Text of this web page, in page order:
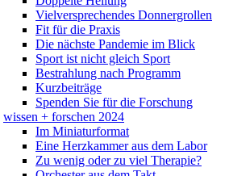
Vielversprechendes Donnergrollen
Fit für die Praxis
Die nächste Pandemie im Blick
Sport ist nicht gleich Sport
Bestrahlung nach Programm
Kurzbeiträge
Spenden Sie für die Forschung
wissen + forschen 2024
Im Miniaturformat
Eine Herzkammer aus dem Labor
Zu wenig oder zu viel Therapie?